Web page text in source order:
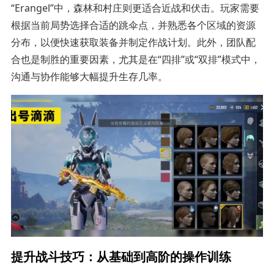
“Erangel”中，森林和村庄则更适合近战和伏击。玩家需要
根据当前局势选择合适的跳伞点，并熟悉各个区域的资源
分布，以便快速获取装备并制定作战计划。此外，团队配
合也是制胜的重要因素，尤其是在“四排”或“双排”模式中，
沟通与协作能够大幅提升生存几率。
提升战斗技巧：从基础到高阶的操作训练